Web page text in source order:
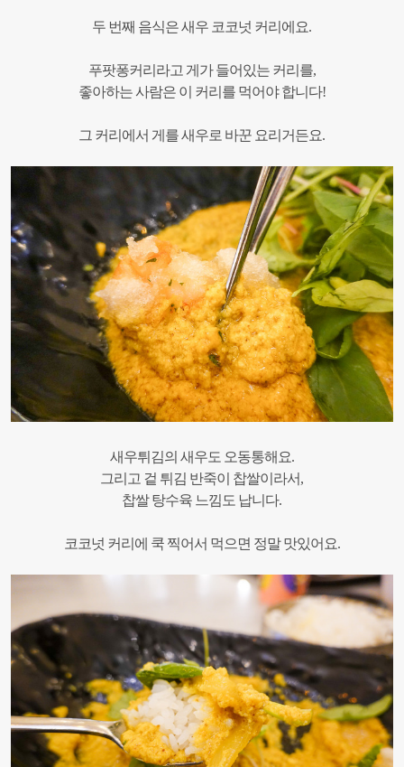
두 번째 음식은 새우 코코넛 커리에요.
푸팟퐁커리라고 게가 들어있는 커리를,
좋아하는 사람은 이 커리를 먹어야 합니다!
그 커리에서 게를 새우로 바꾼 요리거든요.
새우튀김의 새우도 오동통해요.
그리고 겉 튀김 반죽이 찹쌀이라서,
찹쌀 탕수육 느낌도 납니다.
코코넛 커리에 쿡 찍어서 먹으면 정말 맛있어요.